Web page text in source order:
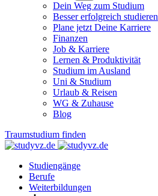
Dein Weg zum Studium
Besser erfolgreich studieren
Plane jetzt Deine Karriere
Finanzen
Job & Karriere
Lernen & Produktivität
Studium im Ausland
Uni & Studium
Urlaub & Reisen
WG & Zuhause
Blog
Traumstudium finden
Studiengänge
Berufe
Weiterbildungen